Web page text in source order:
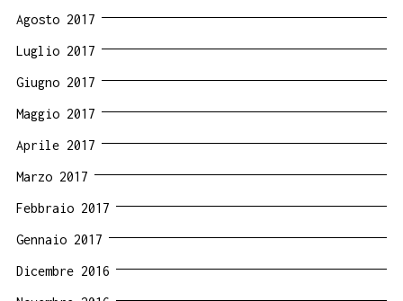
Agosto 2017
Luglio 2017
Giugno 2017
Maggio 2017
Aprile 2017
Marzo 2017
Febbraio 2017
Gennaio 2017
Dicembre 2016